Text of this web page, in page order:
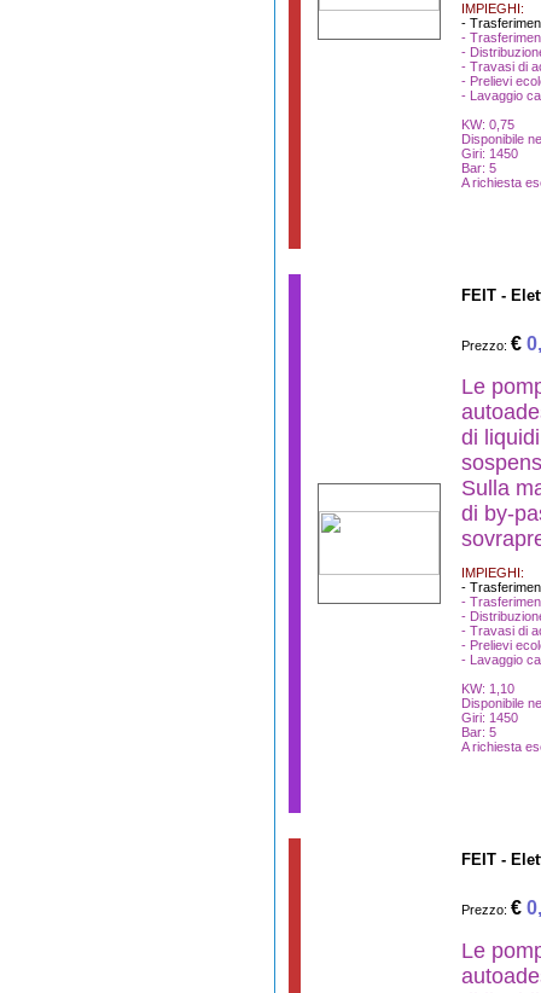
IMPIEGHI:
-
-
-
- Travasi di
- Prelievi
- Lavaggio
KW: 0,75
Disponibile
Giri: 1450
Bar: 5
A richiesta
FEIT -
Prezzo: €
Le
di
Sulla
di by-
IMPIEGHI:
-
-
-
- Travasi di
- Prelievi
- Lavaggio
KW: 1,10
Disponibile
Giri: 1450
Bar: 5
A richiesta
FEIT -
Prezzo: €
Le